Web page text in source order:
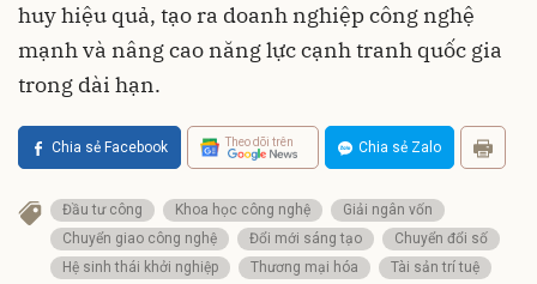
huy hiệu quả, tạo ra doanh nghiệp công nghệ
mạnh và nâng cao năng lực cạnh tranh quốc gia
trong dài hạn.
Chia sẻ Facebook Theo dõi trên Chia sẻ Zalo
Đầu tư công Khoa học công nghệ
Giải ngân vốn
Chuyển giao công nghệ
Đổi mới sáng tạo
Chuyển đổi số
Hệ sinh thái khởi nghiệp
Thương mại hóa Tài sản trí tuệ